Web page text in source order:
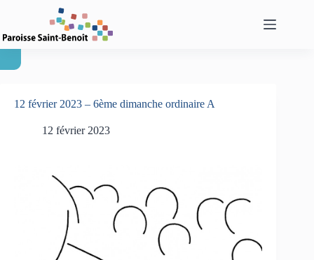
12 février 2023 – 6ème dimanche ordinaire A
12 février 2023